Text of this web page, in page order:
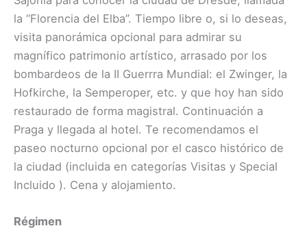
la “Florencia del Elba”. Tiempo libre o, si lo deseas,
visita panorámica opcional para admirar su
magnífico patrimonio artístico, arrasado por los
bombardeos de la II Guerrra Mundial: el Zwinger, la
Hofkirche, la Semperoper, etc. y que hoy han sido
restaurado de forma magistral. Continuación a
Praga y llegada al hotel. Te recomendamos el
paseo nocturno opcional por el casco histórico de
la ciudad (incluida en categorías Visitas y Special
Incluido ​). Cena y alojamiento.
Régimen